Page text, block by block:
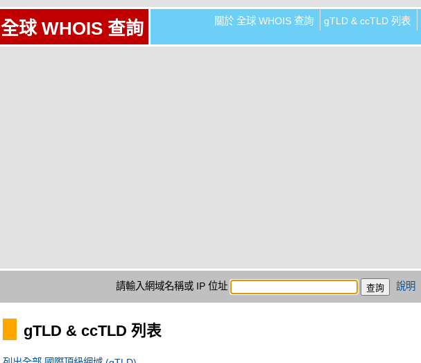
全球 WHOIS 查詢 關於 全球 WHOIS 查詢 gTLD & ccTLD 列表
請輸入網域名稱或 IP 位址 說明
gTLD & ccTLD 列表